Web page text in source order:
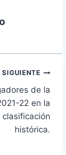
SIGUIENTE
de la
22 en la
clasificación
histórica.